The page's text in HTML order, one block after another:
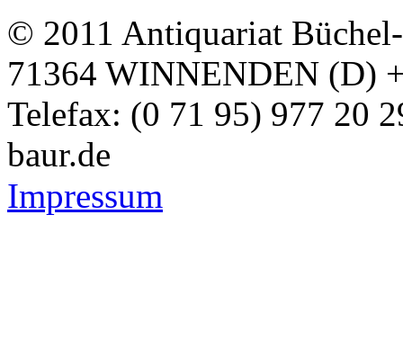
© 2011 Antiquariat
71364 WINNENDEN (D)
Telefax: (0 71 95) 977 20
baur.de
Impressum